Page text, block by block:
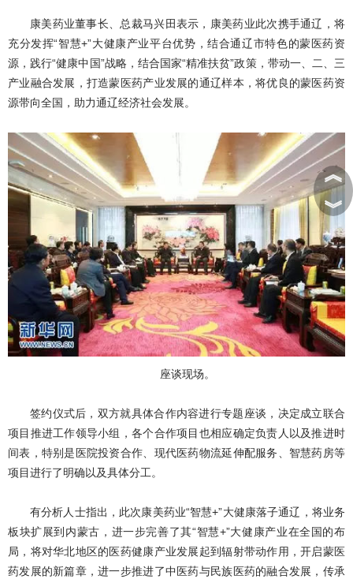
康美药业董事长、总裁马兴田表示，康美药业此次携手通辽，将
充分发挥“智慧+”大健康产业平台优势，结合通辽市特色的蒙医药资
源，践行“健康中国”战略，结合国家“精准扶贫”政策，带动一、二、三
产业融合发展，打造蒙医药产业发展的通辽样本，将优良的蒙医药资
源带向全国，助力通辽经济社会发展。
座谈现场。
签约仪式后，双方就具体合作内容进行专题座谈，决定成立联合
项目推进工作领导小组，各个合作项目也相应确定负责人以及推进时
间表，特别是医院投资合作、现代医药物流延伸配服务、智慧药房等
项目进行了明确以及具体分工。
有分析人士指出，此次康美药业“智慧+”大健康落子通辽，将业务
板块扩展到内蒙古，进一步完善了其“智慧+”大健康产业在全国的布
局，将对华北地区的医药健康产业发展起到辐射带动作用，开启蒙医
药发展的新篇章，进一步推进了中医药与民族医药的融合发展，传承
︽
︾